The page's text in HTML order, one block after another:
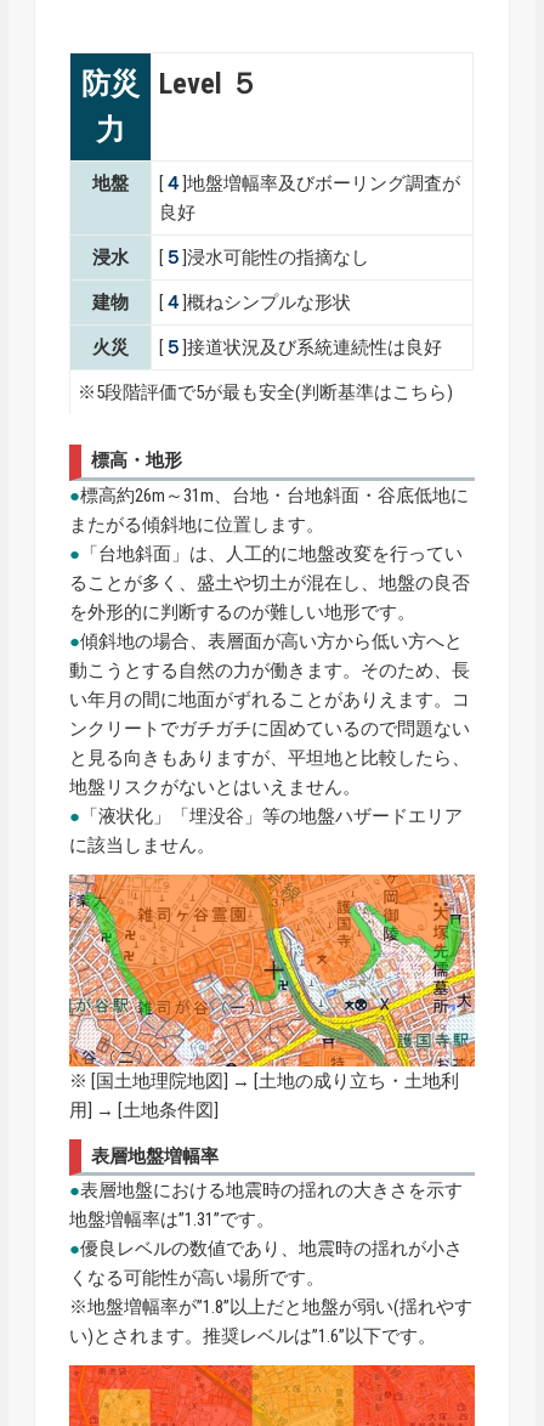
防災
力
Level ５
地盤 [４]地盤増幅率及びボーリング調査が
良好
浸水 [５]浸水可能性の指摘なし
建物 [４]概ねシンプルな形状
火災 [５]接道状況及び系統連続性は良好
※5段階評価で5が最も安全(判断基準はこちら)
標高・地形
●標高約26m～31m、台地・台地斜面・谷底低地に
またがる傾斜地に位置します。
● 「台地斜面」は、人工的に地盤改変を行ってい
ることが多く、盛土や切土が混在し、地盤の良否
を外形的に判断するのが難しい地形です。
●傾斜地の場合、表層面が高い方から低い方へと
動こうとする自然の力が働きます。そのため、長
い年月の間に地面がずれることがありえます。コ
ンクリートでガチガチに固めているので問題ない
と見る向きもありますが、平坦地と比較したら、
地盤リスクがないとはいえません。
● 「液状化」「埋没谷」等の地盤ハザードエリア
に該当しません。
※ [国土地理院地図] → [土地の成り立ち・土地利
用] → [土地条件図]
表層地盤増幅率
●表層地盤における地震時の揺れの大きさを示す
地盤増幅率は”1.31”です。
●優良レベルの数値であり、地震時の揺れが小さ
くなる可能性が高い場所です。
※地盤増幅率が”1.8”以上だと地盤が弱い(揺れやす
い)とされます。推奨レベルは”1.6”以下です。